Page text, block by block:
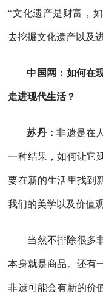
“文化遗产是财富，
去挖掘文化遗产以及
中国网：如何在
走进现代生活？
苏丹：非遗是在
一种结果，如何让它
要在新的生活里找到
我们的美学以及价值
当然不排除很多
本身就是商品。还有
非遗可能会有新的价